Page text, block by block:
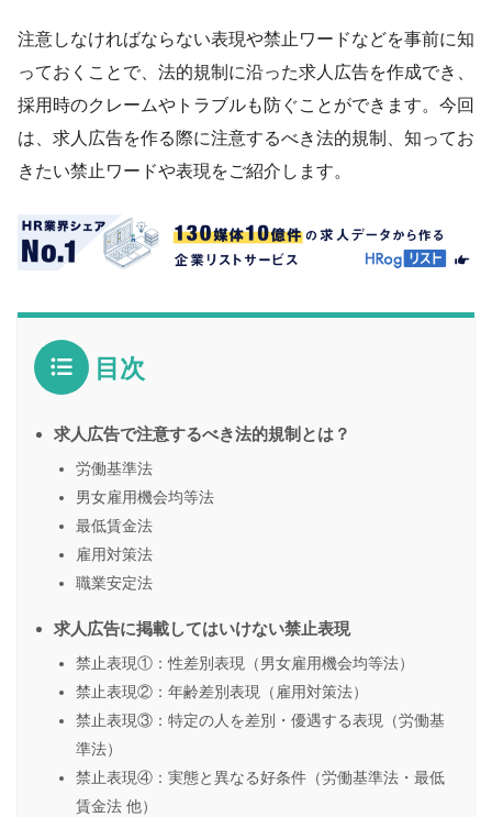
注意しなければならない表現や禁止ワードなどを事前に知
っておくことで、法的規制に沿った求人広告を作成でき、
採用時のクレームやトラブルも防ぐことができます。今回
は、求人広告を作る際に注意するべき法的規制、知ってお
きたい禁止ワードや表現をご紹介します。
目次
求人広告で注意するべき法的規制とは？
労働基準法
男女雇用機会均等法
最低賃金法
雇用対策法
職業安定法
求人広告に掲載してはいけない禁止表現
禁止表現①：性差別表現（男女雇用機会均等法）
禁止表現②：年齢差別表現（雇用対策法）
禁止表現③：特定の人を差別・優遇する表現（労働基
準法）
禁止表現④：実態と異なる好条件（労働基準法・最低
賃金法 他）